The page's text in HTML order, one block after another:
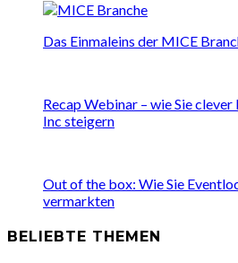
Das Einmaleins der MICE
Recap Webinar – wie Sie
Inc steigern
Out of the box: Wie Sie
vermarkten
BELIEBTE THEMEN